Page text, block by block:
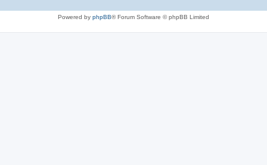
Powered by phpBB® Forum Software © phpBB Limited